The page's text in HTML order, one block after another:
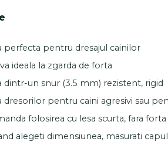
perfecta pentru dresajul cainilor
ideala la zgarda de forta
dintr-un snur (3.5 mm) rezistent, rigid
dresorilor pentru caini agresivi sau
folosirea cu lesa scurta, fara forta
alegeti dimensiunea, masurati